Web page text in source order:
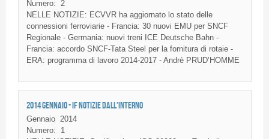
Numero:
2
NELLE NOTIZIE: ECVVR ha aggiornato lo stato delle
connessioni ferroviarie - Francia: 30 nuovi EMU per SNCF
Regionale - Germania: nuovi treni ICE Deutsche Bahn -
Francia: accordo SNCF-Tata Steel per la fornitura di rotaie -
ERA: programma di lavoro 2014-2017 - Andrè PRUD’HOMME
2014 GENNAIO - IF NOTIZIE DALL'INTERNO
Gennaio 2014
Numero:
1